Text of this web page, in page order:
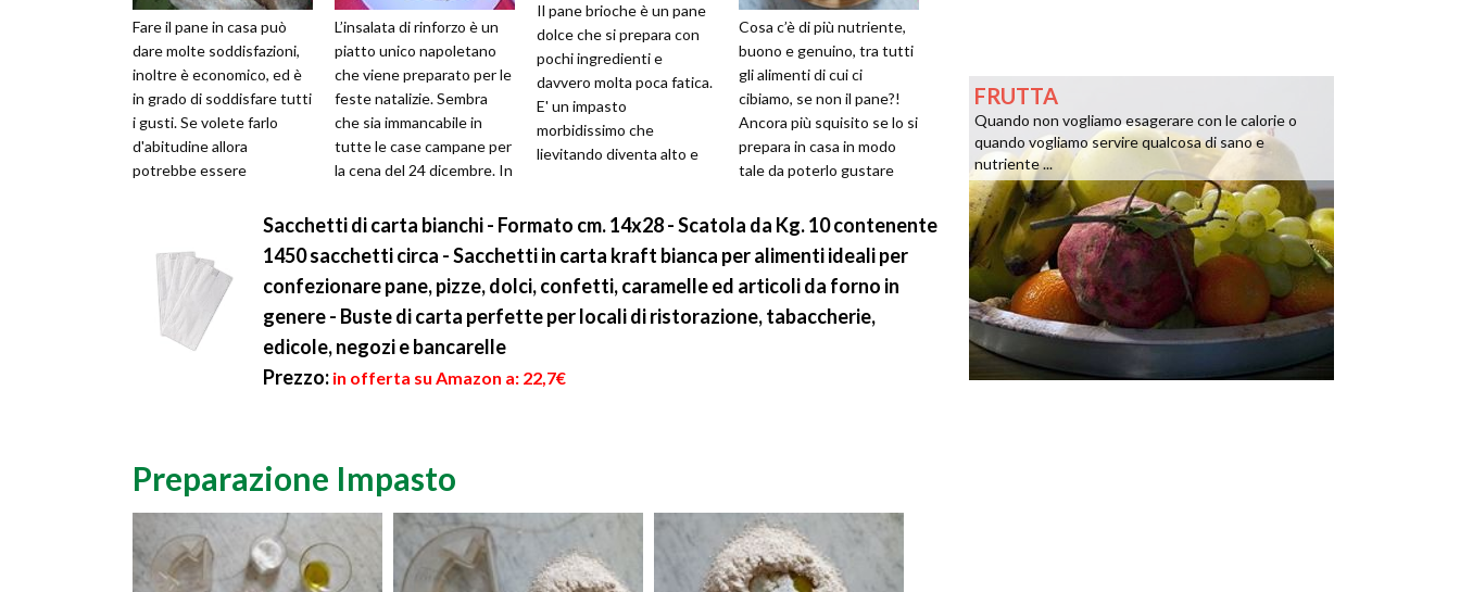
Fare il pane in casa può
dare molte soddisfazioni,
inoltre è economico, ed è
in grado di soddisfare tutti
i gusti. Se volete farlo
d'abitudine allora
potrebbe essere
L’insalata di rinforzo è un
piatto unico napoletano
che viene preparato per le
feste natalizie. Sembra
che sia immancabile in
tutte le case campane per
la cena del 24 dicembre. In
Il pane brioche è un pane
dolce che si prepara con
pochi ingredienti e
davvero molta poca fatica.
E' un impasto
morbidissimo che
lievitando diventa alto e
Cosa c’è di più nutriente,
buono e genuino, tra tutti
gli alimenti di cui ci
cibiamo, se non il pane?!
Ancora più squisito se lo si
prepara in casa in modo
tale da poterlo gustare
Sacchetti di carta bianchi - Formato cm. 14x28 - Scatola da Kg. 10 contenente
1450 sacchetti circa - Sacchetti in carta kraft bianca per alimenti ideali per
confezionare pane, pizze, dolci, confetti, caramelle ed articoli da forno in
genere - Buste di carta perfette per locali di ristorazione, tabaccherie,
edicole, negozi e bancarelle
Prezzo: in offerta su Amazon a: 22,7€
Preparazione Impasto
FRUTTA
Quando non vogliamo esagerare con le calorie o
quando vogliamo servire qualcosa di sano e
nutriente ...